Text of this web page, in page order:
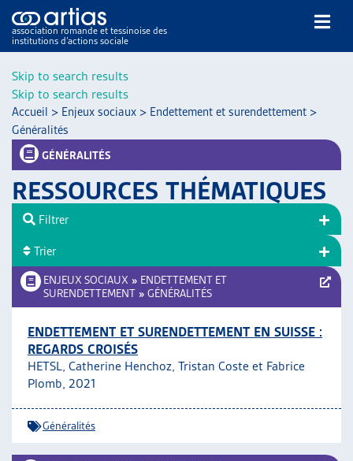
Skip to search results
Skip to search results
association romande et tessinoise des
institutions d’actions sociale
NOS PUBLICATIONS
ARTICLES
VEILLE
RESSOURCES
THÉMATIQUES
AUTRES
ARTIAS
L’ASSOCIATION
PROJETS ET ACTIVITÉS
JOURNÉES D’AUTOMNE
Accueil > Enjeux sociaux > Endettement et surendettement >
Généralités
GÉNÉRALITÉS
RESSOURCES THÉMATIQUES
ENJEUX SOCIAUX » ENDETTEMENT ET
SURENDETTEMENT » GÉNÉRALITÉS
ENDETTEMENT ET SURENDETTEMENT EN SUISSE :
REGARDS CROISÉS
HETSL, Catherine Henchoz, Tristan Coste et Fabrice
Plomb, 2021
Généralités
Filtrer
Trier